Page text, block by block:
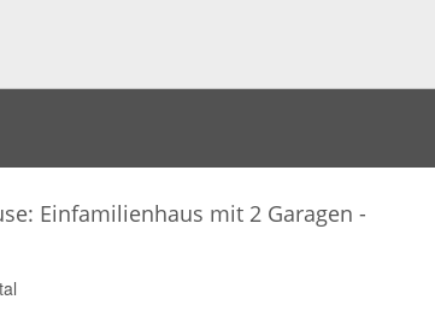
Einfamilienhaus mit 2 Garagen -